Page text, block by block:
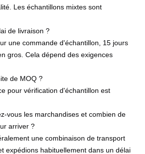
Les échantillons mixtes sont
de livraison ?
une commande d'échantillon, 15 jours
gros. Cela dépend des exigences
de MOQ ?
pour vérification d'échantillon est
vous les marchandises et combien de
arriver ?
une combinaison de transport
expédions habituellement dans un délai